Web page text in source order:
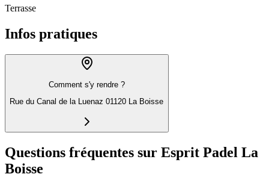
Terrasse
Infos pratiques
Comment s'y rendre ?
Rue du Canal de la Luenaz 01120 La Boisse
Questions fréquentes sur Esprit Padel La
Boisse